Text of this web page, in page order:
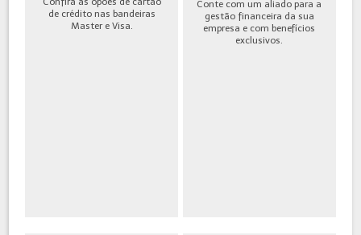
de crédito nas bandeiras
Master e Visa.
Conte com um aliado para a
gestão financeira da sua
empresa e com benefícios
exclusivos.